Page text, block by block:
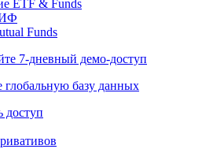
ETF & Funds
Funds
7-дневный
базу данных